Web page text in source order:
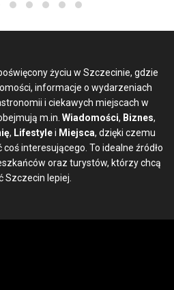
życiu w Szczecinie, gdzie
informacje o wydarzeniach
i ciekawych miejscach w
m.in. Wiadomości, Biznes,
, Lifestylei Miejsca, dzięki czemu
interesującego. To idealne źródło
oraz turystów, którzy chcą
Szczecin lepiej.